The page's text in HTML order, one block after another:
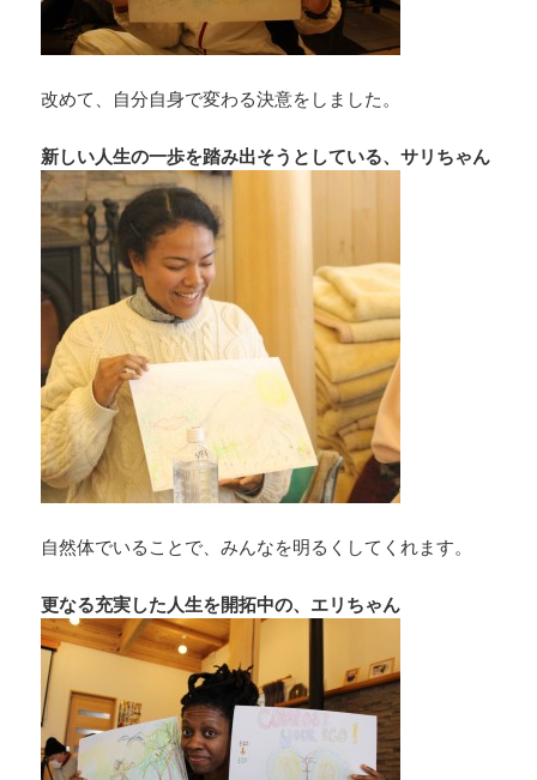
改めて、自分自身で変わる決意をしました。
新しい人生の一歩を踏み出そうとしている、サリちゃん
自然体でいることで、みんなを明るくしてくれます。
更なる充実した人生を開拓中の、エリちゃん